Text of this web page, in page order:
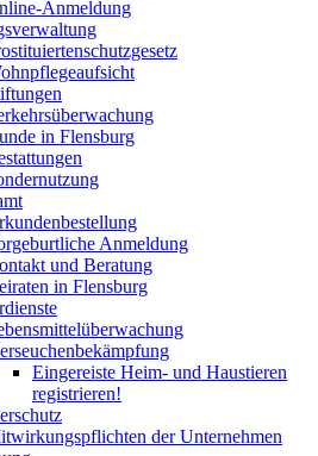
Anmeldung
in Flensburg
Anmeldung
und Beratung
in Flensburg
Eingereiste Heim- und Haustieren
registrieren!
der Unternehmen